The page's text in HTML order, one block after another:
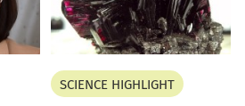
SCIENCE HIGHLIGHT